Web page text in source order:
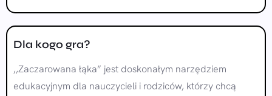
Dla kogo gra?
,,Zaczarowana łąka” jest doskonałym narzędziem
edukacyjnym dla nauczycieli i rodziców, którzy chcą